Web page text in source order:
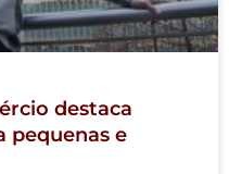
destaca
pequenas e